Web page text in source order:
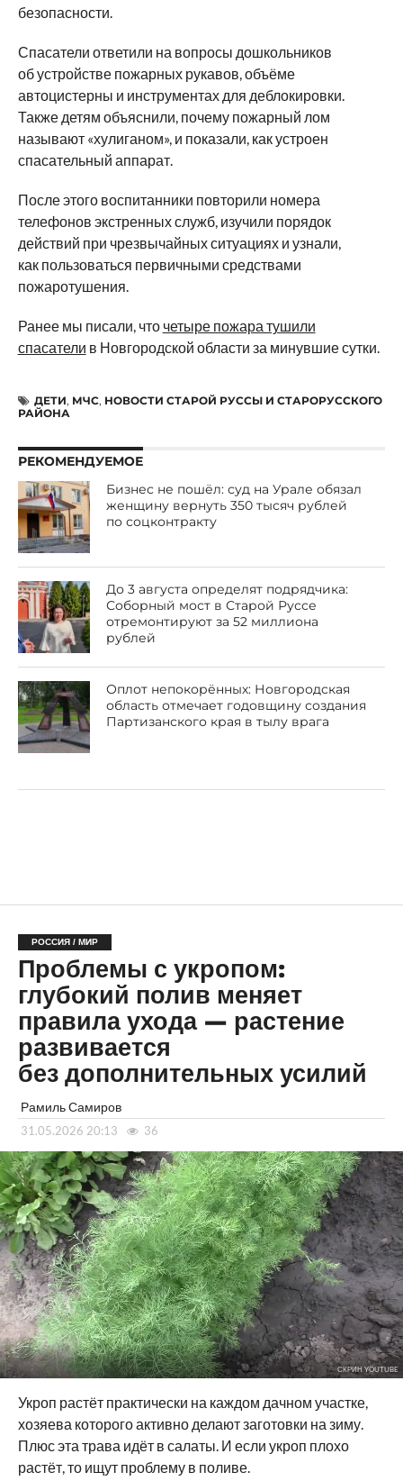
безопасности.
Спасатели ответили на вопросы дошкольников
об устройстве пожарных рукавов, объёме
автоцистерны и инструментах для деблокировки.
Также детям объяснили, почему пожарный лом
называют «хулиганом», и показали, как устроен
спасательный аппарат.
После этого воспитанники повторили номера
телефонов экстренных служб, изучили порядок
действий при чрезвычайных ситуациях и узнали,
как пользоваться первичными средствами
пожаротушения.
Ранее мы писали, что четыре пожара тушили
спасатели в Новгородской области за минувшие сутки.
ДЕТИ, МЧС, НОВОСТИ СТАРОЙ РУССЫ И СТАРОРУССКОГО
РАЙОНА
РЕКОМЕНДУЕМОЕ
Бизнес не пошёл: суд на Урале обязал
женщину вернуть 350 тысяч рублей
по соцконтракту
До 3 августа определят подрядчика:
Соборный мост в Старой Руссе
отремонтируют за 52 миллиона
рублей
Оплот непокорённых: Новгородская
область отмечает годовщину создания
Партизанского края в тылу врага
РОССИЯ / МИР
Проблемы с укропом:
глубокий полив меняет
правила ухода — растение
развивается
без дополнительных усилий
Рамиль Самиров
31.05.2026 20:13 36
СКРИН YOUTUBE
Укроп растёт практически на каждом дачном участке,
хозяева которого активно делают заготовки на зиму.
Плюс эта трава идёт в салаты. И если укроп плохо
растёт, то ищут проблему в поливе.